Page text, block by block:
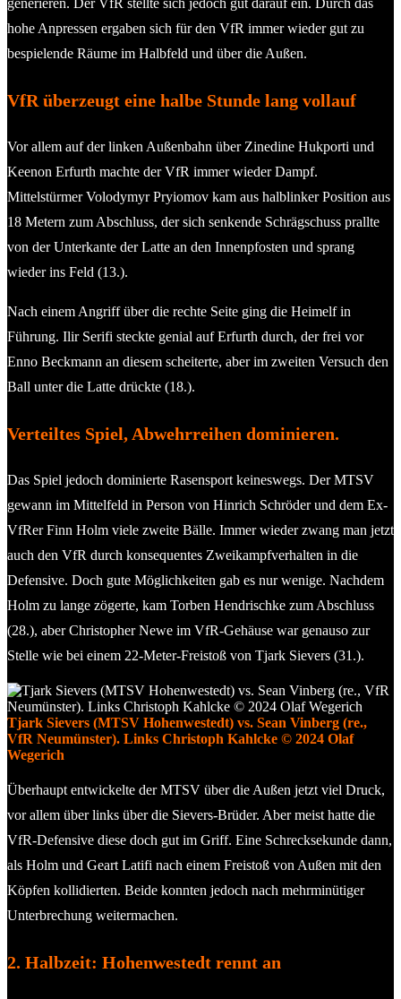
hohe Anpressen ergaben sich für den VfR immer wieder gut zu
bespielende Räume im Halbfeld und über die Außen.
VfR überzeugt eine halbe Stunde lang vollauf
Vor allem auf der linken Außenbahn über Zinedine Hukporti und
Keenon Erfurth machte der VfR immer wieder Dampf.
Mittelstürmer Volodymyr Pryiomov kam aus halblinker Position aus
18 Metern zum Abschluss, der sich senkende Schrägschuss prallte
von der Unterkante der Latte an den Innenpfosten und sprang
wieder ins Feld (13.).
Nach einem Angriff über die rechte Seite ging die Heimelf in
Führung. Ilir Serifi steckte genial auf Erfurth durch, der frei vor
Enno Beckmann an diesem scheiterte, aber im zweiten Versuch den
Ball unter die Latte drückte (18.).
Verteiltes Spiel, Abwehrreihen dominieren.
Das Spiel jedoch dominierte Rasensport keineswegs. Der MTSV
gewann im Mittelfeld in Person von Hinrich Schröder und dem Ex-
VfRer Finn Holm viele zweite Bälle. Immer wieder zwang man jetzt
auch den VfR durch konsequentes Zweikampfverhalten in die
Defensive. Doch gute Möglichkeiten gab es nur wenige. Nachdem
Holm zu lange zögerte, kam Torben Hendrischke zum Abschluss
(28.), aber Christopher Newe im VfR-Gehäuse war genauso zur
Stelle wie bei einem 22-Meter-Freistoß von Tjark Sievers (31.).
Tjark Sievers (MTSV Hohenwestedt) vs. Sean Vinberg (re.,
VfR Neumünster). Links Christoph Kahlcke © 2024 Olaf
Wegerich
Überhaupt entwickelte der MTSV über die Außen jetzt viel Druck,
vor allem über links über die Sievers-Brüder. Aber meist hatte die
VfR-Defensive diese doch gut im Griff. Eine Schrecksekunde dann,
als Holm und Geart Latifi nach einem Freistoß von Außen mit den
Köpfen kollidierten. Beide konnten jedoch nach mehrminütiger
Unterbrechung weitermachen.
2. Halbzeit: Hohenwestedt rennt an